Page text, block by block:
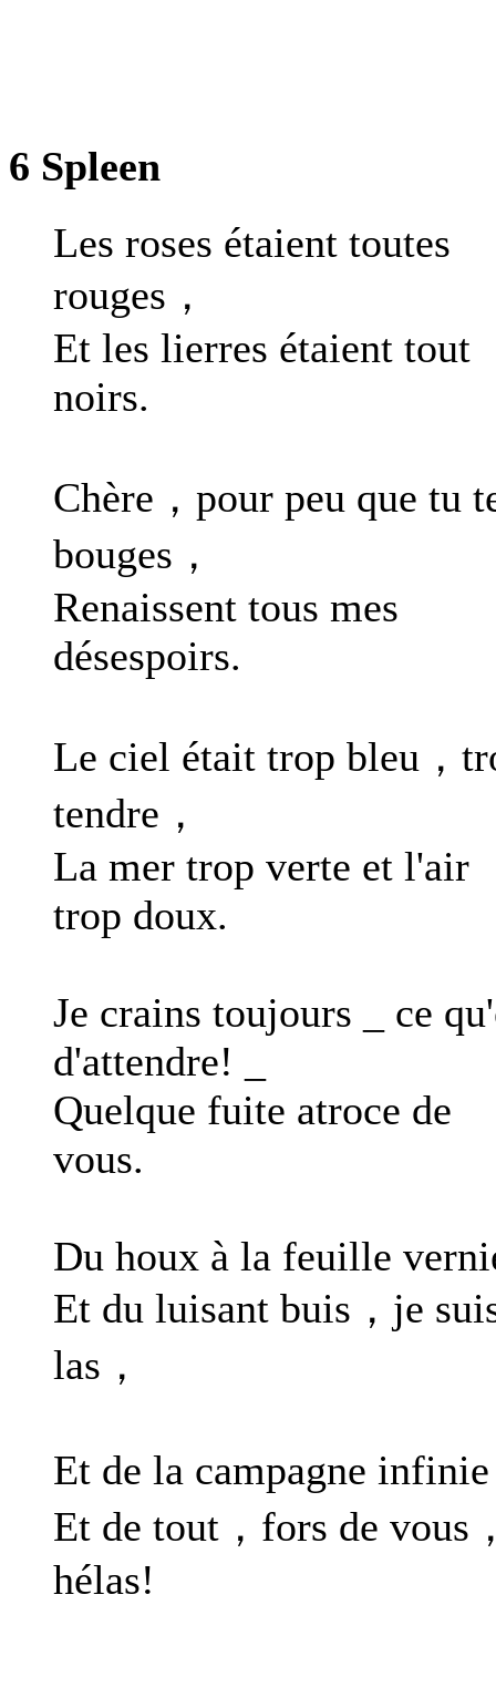
6 Spleen
Les roses étaient toutes
rouges，
Et les lierres étaient tout
noirs.
Chère，pour peu que tu
bouges，
Renaissent tous mes
désespoirs.
Le ciel était trop bleu，
tendre，
La mer trop verte et l'air
trop doux.
Je crains toujours _ ce
d'attendre! _
Quelque fuite atroce de
vous.
Du houx à la feuille
Et du luisant buis，je
las，
Et de la campagne
Et de tout，fors de vous
hélas!